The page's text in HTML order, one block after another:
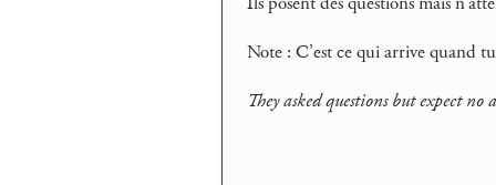
Note : C’est ce qui arrive quand
They asked questions but expect